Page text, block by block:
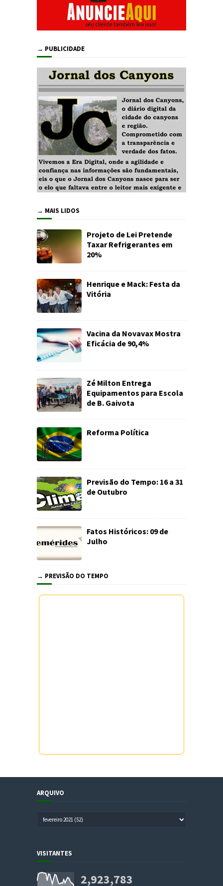
→ PUBLICIDADE
→ MAIS LIDOS
Projeto de Lei Pretende
Taxar Refrigerantes em
20%
Henrique e Mack: Festa da
Vitória
Vacina da Novavax Mostra
Eficácia de 90,4%
Zé Milton Entrega
Equipamentos para Escola
de B. Gaivota
Reforma Política
Previsão do Tempo: 16 a 31
de Outubro
Fatos Históricos: 09 de
Julho
→ PREVISÃO DO TEMPO
ARQUIVO
VISITANTES
2,923,783